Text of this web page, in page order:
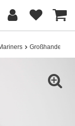
Großhandel